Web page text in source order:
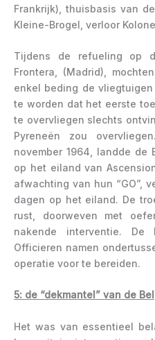
Frankrijk), thuisbasis van
Kleine-Brogel, verloor
Tijdens de refueling op
Frontera, (Madrid),
enkel beding de
te worden dat het eerste
te overvliegen slechts
Pyreneën zou
november 1964, landde de
op het eiland van
afwachting van hun “GO”,
dagen op het eiland. De
rust, doorweven met
nakende interventie. De
Officieren namen
operatie voor te bereiden.
5: de “dekmantel” van de
Het was van essentieel